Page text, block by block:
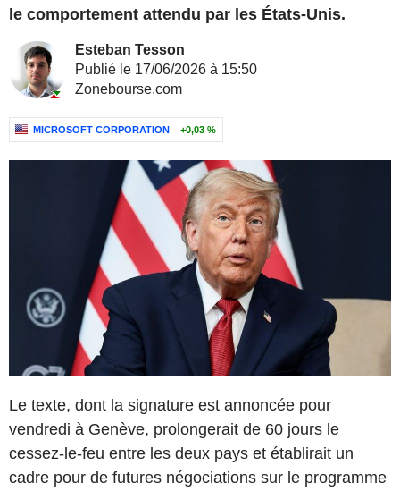
le comportement attendu par les États-Unis.
Esteban Tesson
Publié le 17/06/2026 à 15:50
Zonebourse.com
MICROSOFT CORPORATION +0,03 %
Le texte, dont la signature est annoncée pour
vendredi à Genève, prolongerait de 60 jours le
cessez-le-feu entre les deux pays et établirait un
cadre pour de futures négociations sur le programme